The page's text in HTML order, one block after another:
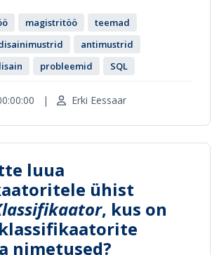
magistritöö
teemad
antimustrid
probleemid SQL
| Erki Eessaar
luua
ühist
, kus on
nimetused?